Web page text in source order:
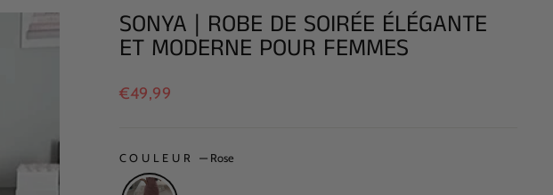
SONYA | ROBE DE SOIRÉE ÉLÉGANTE
ET MODERNE POUR FEMMES
Prix
€49,99
COULEUR— Rose